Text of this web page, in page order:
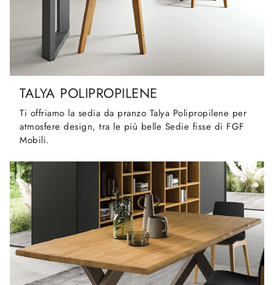
TALYA POLIPROPILENE
Ti offriamo la sedia da pranzo Talya Polipropilene per
atmosfere design, tra le più belle Sedie fisse di FGF
Mobili.